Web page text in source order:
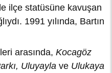
ilçe statüsüne kavuşan
1991 yılında, Bartın
arasında, Kocagöz
Uluyayla ve Ulukaya